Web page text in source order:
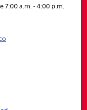
7:00 a.m. ‑ 4:00 p.m.